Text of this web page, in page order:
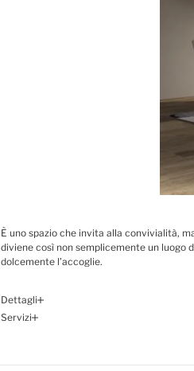
È uno spazio che invita alla convivialità,
diviene così non semplicemente un luogo
dolcemente l’accoglie.
Dettagli
Servizi